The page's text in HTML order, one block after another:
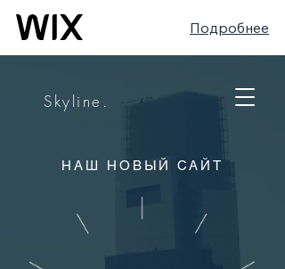
Подробнее